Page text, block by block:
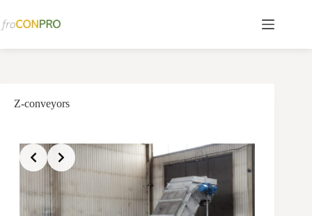
к
сути
Z-conveyors